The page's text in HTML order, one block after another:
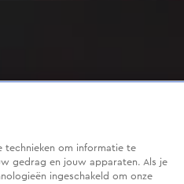
technieken om informatie te
gedrag en jouw apparaten. Als je
ingeschakeld om onze